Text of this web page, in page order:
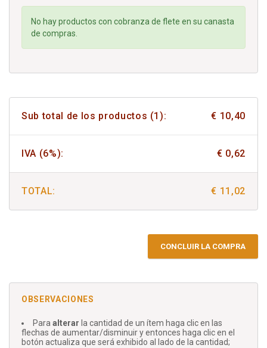
No hay productos con cobranza de flete en su canasta
de compras.
Sub total de los productos (1): € 10,40
IVA (6%): € 0,62
TOTAL: € 11,02
CONCLUIR LA COMPRA
OBSERVACIONES
Paraalterar la cantidad de un ítem haga clic en las
flechas de aumentar/disminuir y entonces haga clic en el
botón actualiza que será exhibido al lado de la cantidad;